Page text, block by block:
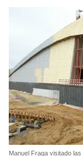
Manuel Fraga visitado